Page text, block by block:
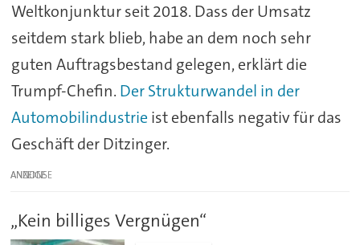
Weltkonjunktur seit 2018. Dass der Umsatz
seitdem stark blieb, habe an dem noch sehr
guten Auftragsbestand gelegen, erklärt die
Trumpf-Chefin. Der Strukturwandel in der
Automobilindustrie ist ebenfalls negativ für das
Geschäft der Ditzinger.
ANZEIGE
„Kein billiges Vergnügen“